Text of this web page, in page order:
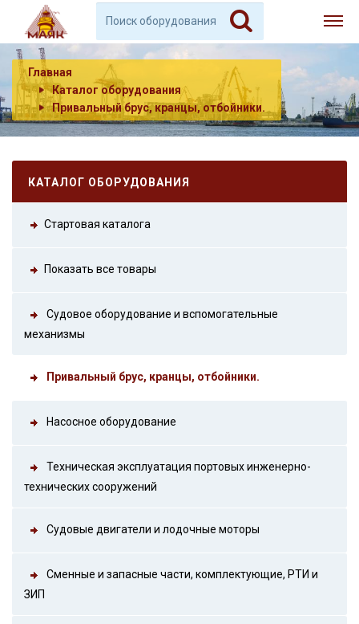
Главная
Каталог оборудования
Привальный брус, кранцы, отбойники.
КАТАЛОГ ОБОРУДОВАНИЯ
Стартовая каталога
Показать все товары
Судовое оборудование и вспомогательные
механизмы
Привальный брус, кранцы, отбойники.
Насосное оборудование
Техническая эксплуатация портовых инженерно-
технических сооружений
Судовые двигатели и лодочные моторы
Сменные и запасные части, комплектующие, РТИ и
ЗИП